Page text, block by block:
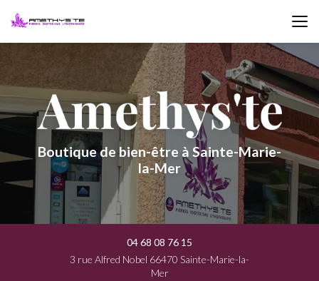
Boutique de bien-être à Sainte-Marie-
la-Mer
04 68 08 76 15
3 rue Alfred Nobel 66470 Sainte-Marie-la-
Mer